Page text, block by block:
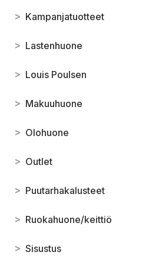
> Kampanjatuotteet
> Lastenhuone
> Louis Poulsen
> Makuuhuone
> Olohuone
> Outlet
> Puutarhakalusteet
> Ruokahuone/keittiö
> Sisustus